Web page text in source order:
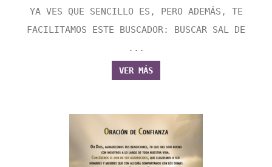
YA VES QUE SENCILLO ES, PERO ADEMÁS, TE
FACILITAMOS ESTE BUSCADOR: BUSCAR SAL DE
...
VER MÁS